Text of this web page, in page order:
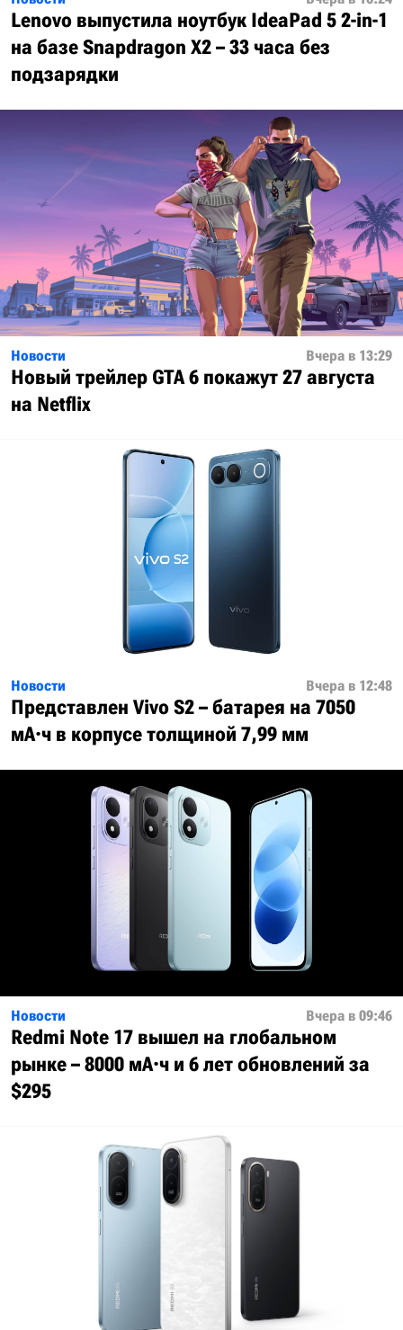
Lenovo выпустила ноутбук IdeaPad 5 2-in-1
на базе Snapdragon X2 – 33 часа без
подзарядки
Новости Вчера в 13:29
Новый трейлер GTA 6 покажут 27 августа
на Netflix
Новости Вчера в 12:48
Представлен Vivo S2 – батарея на 7050
мА·ч в корпусе толщиной 7,99 мм
Новости Вчера в 09:46
Redmi Note 17 вышел на глобальном
рынке – 8000 мА·ч и 6 лет обновлений за
$295